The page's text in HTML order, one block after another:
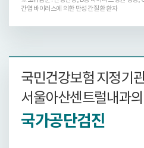
간염 바이러스에 의한 만성 간질환 환자
국민건강보험 지정기
서울아산센트럴내과의
국가공단검진